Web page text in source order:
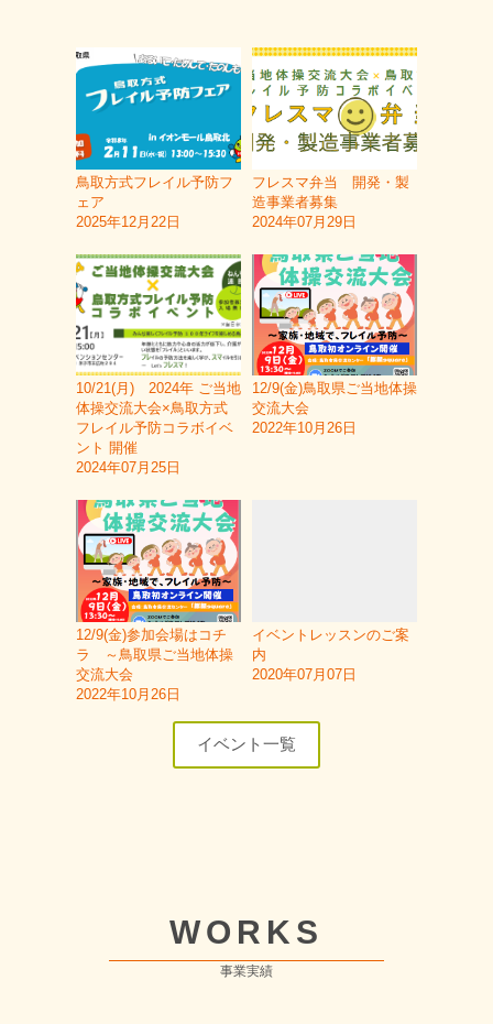
鳥取方式フレイル予防フ
ェア
2025年12月22日
フレスマ弁当 開発・製
造事業者募集
2024年07月29日
10/21(月) 2024年 ご当地
体操交流大会×鳥取方式
フレイル予防コラボイベ
ント 開催
2024年07月25日
12/9(金)鳥取県ご当地体操
交流大会
2022年10月26日
12/9(金)参加会場はコチ
ラ ～鳥取県ご当地体操
交流大会
2022年10月26日
イベントレッスンのご案
内
2020年07月07日
イベント一覧
WORKS
事業実績